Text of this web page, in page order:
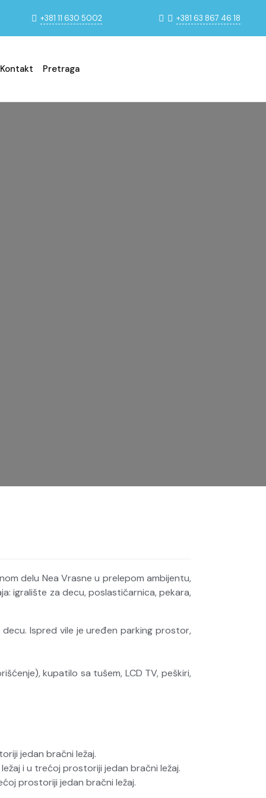
+381 11 630 5002 +381 63 867 46 18
Kontakt Pretraga
delu Nea Vrasne u prelepom ambijentu,
igralište za decu, poslastičarnica, pekara,
Ispred vile je uređen parking prostor,
kupatilo sa tušem, LCD TV, peškiri,
jedan bračni ležaj.
i u trećoj prostoriji jedan bračni ležaj.
prostoriji jedan bračni ležaj.